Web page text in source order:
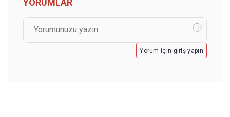
Yorum için giriş yapın